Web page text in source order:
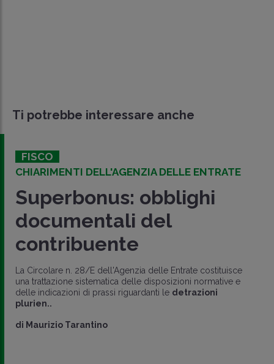
Ti potrebbe interessare anche
FISCO
CHIARIMENTI DELL'AGENZIA DELLE ENTRATE
Superbonus: obblighi
documentali del
contribuente
La Circolare n. 28/E dell'Agenzia delle Entrate costituisce
una trattazione sistematica delle disposizioni normative e
delle indicazioni di prassi riguardanti le detrazioni
plurien..
di Maurizio Tarantino